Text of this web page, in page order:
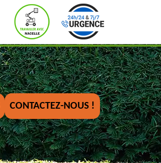
CONTACTEZ-NOUS !